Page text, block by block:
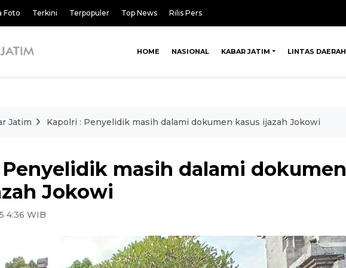
Foto Terkini Terpopuler Top News Rilis Pers
HOME NASIONAL KABAR JATIM LINTAS DAERAH
Jatim Kapolri : Penyelidik masih dalami dokumen kasus ijazah Jokowi
Penyelidik masih dalami dokumen
Jokowi
4:36 WIB